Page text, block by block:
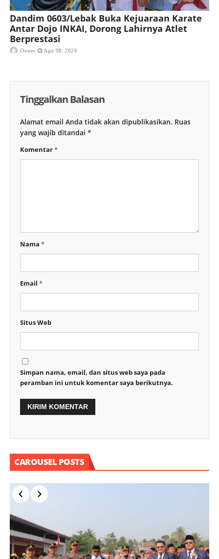
Dandim 0603/Lebak Buka Kejuaraan Karate
Antar Dojo INKAI, Dorong Lahirnya Atlet
Berprestasi
Owner Agu 08, 2026
Tinggalkan Balasan
Alamat email Anda tidak akan dipublikasikan. Ruas
yang wajib ditandai *
Komentar*
Nama *
Email *
Situs Web
Simpan nama, email, dan situs web saya pada
peramban ini untuk komentar saya berikutnya.
CAROUSEL POSTS